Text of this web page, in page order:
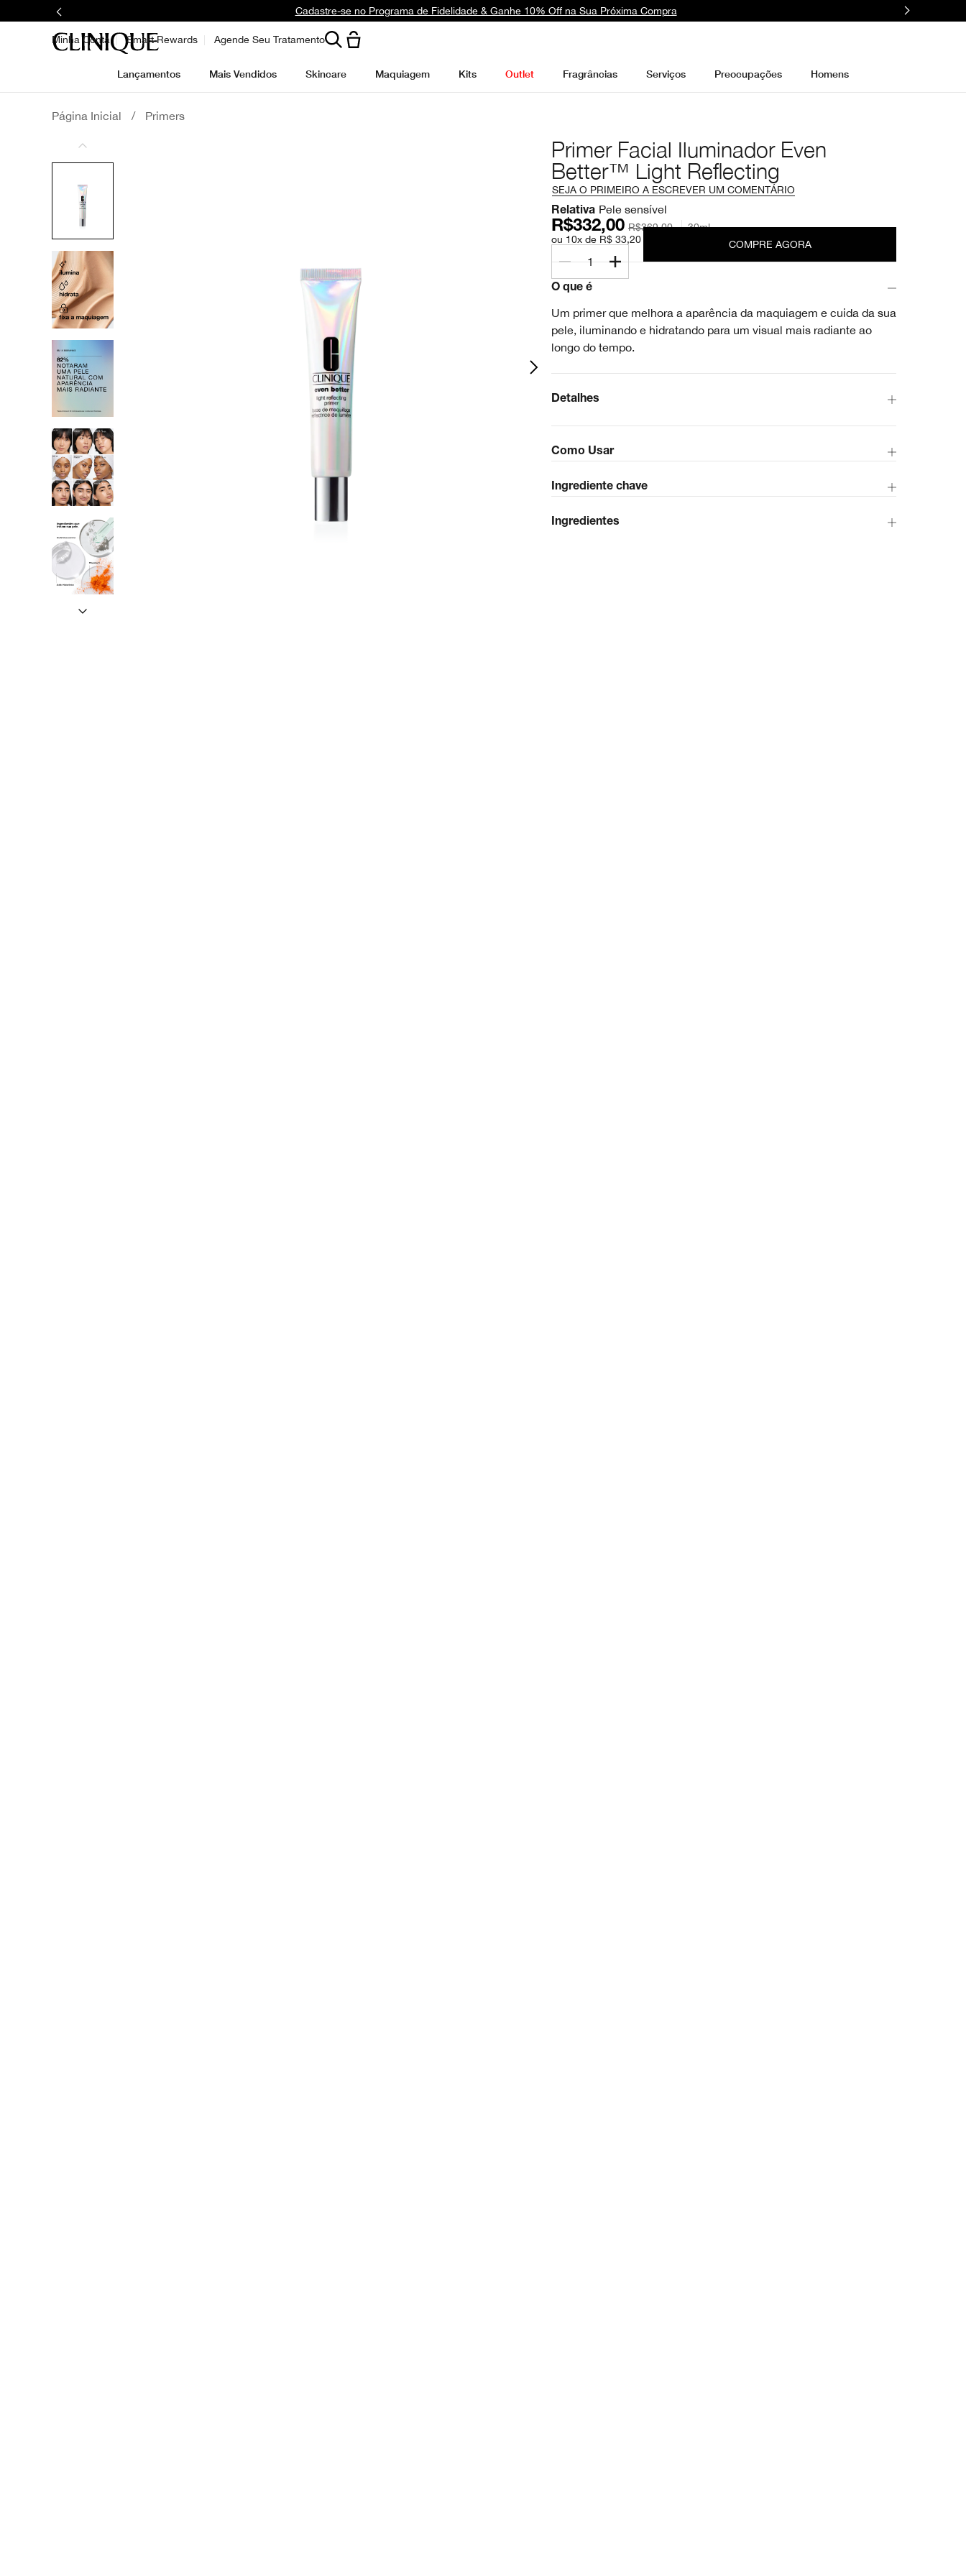
Cadastre-se no Programa de Fidelidade & Ganhe 10% Off na Sua Próxima Compra
Minha Conta Smart Rewards Agende Seu Tratamento
Lançamentos Mais Vendidos Skincare Maquiagem Kits Outlet Fragrâncias Serviços Preocupações Homens
Página Inicial / Primers
Primer Facial Iluminador Even
Better™ Light Reflecting
SEJA O PRIMEIRO A ESCREVER UM COMENTÁRIO
Relativa Pele sensível
R$369,00
R$332,00
30ml
ou 10x de R$ 33,20
1
COMPRE AGORA
O que é
Um primer que melhora a aparência da maquiagem e cuida da sua
pele, iluminando e hidratando para um visual mais radiante ao
longo do tempo.
Como Usar
Detalhes
Ingrediente chave
Ingredientes